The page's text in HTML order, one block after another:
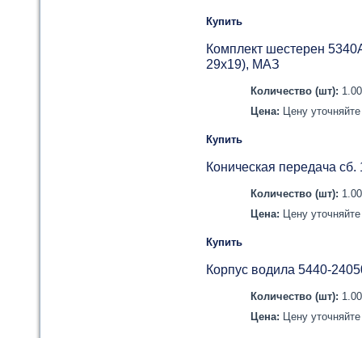
Купить
Комплект шестерен
29х19), МАЗ
Количество (шт):
Цена: Цену
Купить
Коническая передача
Количество (шт):
Цена: Цену
Купить
Корпус водила 5440-
Количество (шт):
Цена: Цену